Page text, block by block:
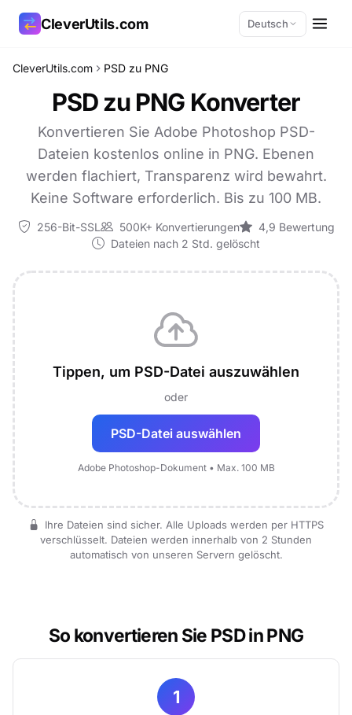
CleverUtils.com Deutsch
CleverUtils.com PSD zu PNG
PSD zu PNG Konverter
Konvertieren Sie Adobe Photoshop PSD-
Dateien kostenlos online in PNG. Ebenen
werden flachiert, Transparenz wird bewahrt.
Keine Software erforderlich. Bis zu 100 MB.
256-Bit-SSL 500K+ Konvertierungen
4,9 Bewertung
Dateien nach 2 Std. gelöscht
Tippen, um PSD-Datei auszuwählen
oder
PSD-Datei auswählen
Adobe Photoshop-Dokument • Max. 100 MB
Ihre Dateien sind sicher. Alle Uploads werden per HTTPS
verschlüsselt. Dateien werden innerhalb von 2 Stunden
automatisch von unseren Servern gelöscht.
So konvertieren Sie PSD in PNG
1
Link kopieren